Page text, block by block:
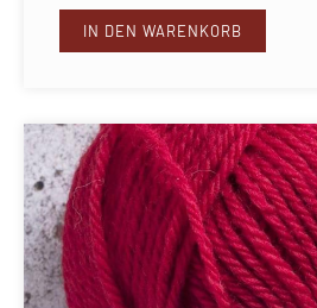
IN DEN WARENKORB